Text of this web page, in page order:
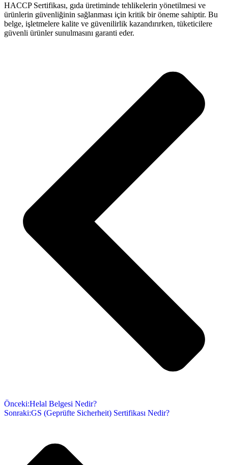
HACCP Sertifikası, gıda üretiminde tehlikelerin yönetilmesi ve
ürünlerin güvenliğinin sağlanması için kritik bir öneme sahiptir. Bu
belge, işletmelere kalite ve güvenilirlik kazandırırken, tüketicilere
güvenli ürünler sunulmasını garanti eder.
Önceki:Helal Belgesi Nedir?
Sonraki:GS (Geprüfte Sicherheit) Sertifikası Nedir?